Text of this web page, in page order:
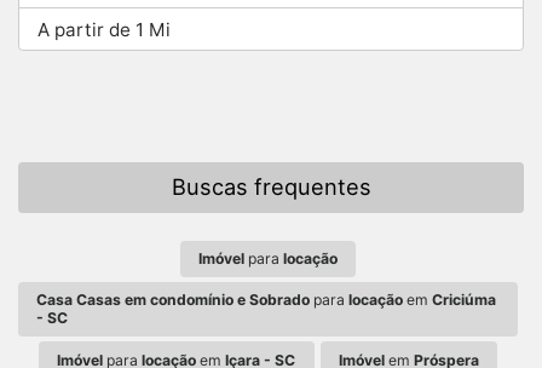
A partir de 1 Mi
Buscas frequentes
Imóvel para locação
Casa Casas em condomínio e Sobrado paralocação emCriciúma
- SC
Imóvel paralocação emIçara - SC Imóvelem Próspera